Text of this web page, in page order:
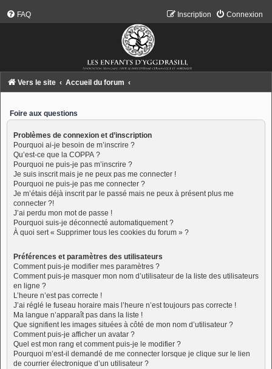
FAQ Connexion
Inscription
Vers le site Accueil du forum
Foire aux questions
Problèmes de connexion et d’inscription
Pourquoi ai-je besoin de m’inscrire ?
Qu’est-ce que la COPPA ?
Pourquoi ne puis-je pas m’inscrire ?
Je suis inscrit mais je ne peux pas me connecter !
Pourquoi ne puis-je pas me connecter ?
Je m’étais déjà inscrit par le passé mais ne peux à présent plus me
connecter ?!
J’ai perdu mon mot de passe !
Pourquoi suis-je déconnecté automatiquement ?
À quoi sert « Supprimer tous les cookies du forum » ?
Préférences et paramètres des utilisateurs
Comment puis-je modifier mes paramètres ?
Comment puis-je masquer mon nom d’utilisateur de la liste des utilisateurs
en ligne ?
L’heure n’est pas correcte !
J’ai réglé le fuseau horaire mais l’heure n’est toujours pas correcte !
Ma langue n’apparaît pas dans la liste !
Que signifient les images situées à côté de mon nom d’utilisateur ?
Comment puis-je afficher un avatar ?
Quel est mon rang et comment puis-je le modifier ?
Pourquoi m’est-il demandé de me connecter lorsque je clique sur le lien
de courrier électronique d’un utilisateur ?